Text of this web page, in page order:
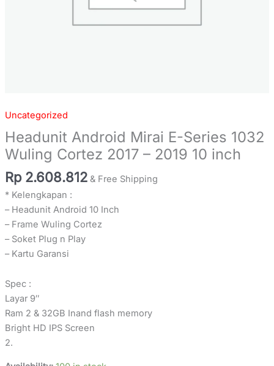
Uncategorized
Headunit Android Mirai E-Series 1032
Wuling Cortez 2017 – 2019 10 inch
Rp 2.608.812 & Free Shipping
* Kelengkapan :
– Headunit Android 10 Inch
– Frame Wuling Cortez
– Soket Plug n Play
– Kartu Garansi
Spec :
Layar 9″
Ram 2 & 32GB Inand flash memory
Bright HD IPS Screen
2.